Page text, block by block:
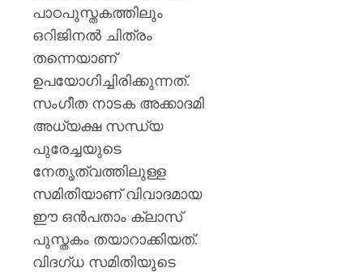
പാഠപുസ്തകത്തിലും
ഒറിജിനൽ ചിത്രം
തന്നെയാണ്
ഉപയോഗിച്ചിരിക്കുന്നത്.
സംഗീത നാടക അക്കാദമി
അധ്യക്ഷ സന്ധ്യ
പുരേച്ചയുടെ
നേതൃത്വത്തിലുള്ള
സമിതിയാണ് വിവാദമായ
ഈ ഒൻപതാം ക്ലാസ്
പുസ്തകം തയാറാക്കിയത്.
വിദഗ്ധ സമിതിയുടെ